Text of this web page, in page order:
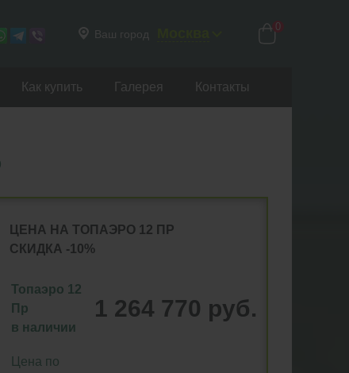
Ваш город
0
Как купить Галерея Контакты
ЦЕНА НА ТОПАЭРО 12 ПР
СКИДКА -10%
Топаэро 12
Пр
в наличии
1 264 770 руб.
Цена по